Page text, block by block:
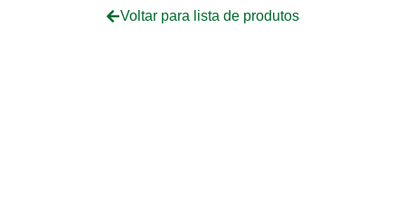
Voltar para lista de produtos